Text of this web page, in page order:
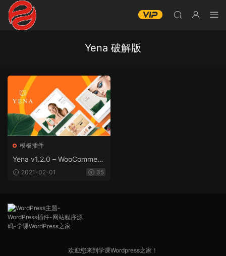
Yena 破解版
模板插件
Yena v1.2.0 – WooCommerc
e美容和化妆品主题
2021-02-01 35
欢迎您来到学课Wordpress之家！